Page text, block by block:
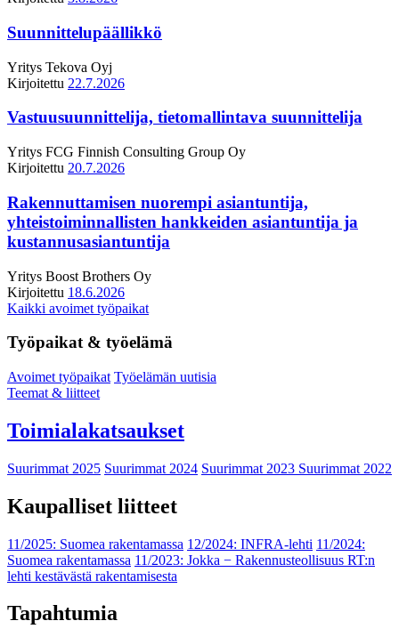
Suunnittelupäällikkö
Yritys Tekova Oyj
Kirjoitettu 22.7.2026
Vastuusuunnittelija, tietomallintava suunnittelija
Yritys FCG Finnish Consulting Group Oy
Kirjoitettu 20.7.2026
Rakennuttamisen nuorempi asiantuntija,
yhteistoiminnallisten hankkeiden asiantuntija ja
kustannusasiantuntija
Yritys Boost Brothers Oy
Kirjoitettu 18.6.2026
Kaikki avoimet työpaikat
Työpaikat & työelämä
Avoimet työpaikat Työelämän uutisia
Teemat & liitteet
Toimialakatsaukset
Suurimmat 2025 Suurimmat 2024 Suurimmat 2023 Suurimmat 2022
Kaupalliset liitteet
11/2025: Suomea rakentamassa 12/2024: INFRA-lehti 11/2024:
Suomea rakentamassa 11/2023: Jokka − Rakennusteollisuus RT:n
lehti kestävästä rakentamisesta
Tapahtumia